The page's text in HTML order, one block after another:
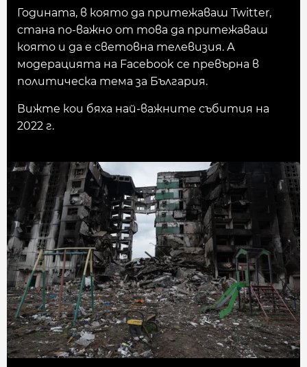
Годината, в която да притежаваш Twitter,
стана по-важно от това да притежаваш
която и да е световна телевизия. А
модерацията на Facebook се превърна в
политическа тема за България.
Вижте кои бяха най-важните събития на
2022 г.